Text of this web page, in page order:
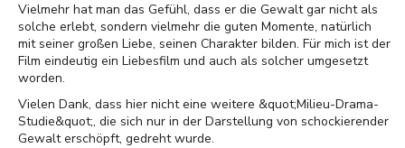
Vielmehr hat man das Gefühl, dass er die Gewalt gar nicht als
solche erlebt, sondern vielmehr die guten Momente, natürlich
mit seiner großen Liebe, seinen Charakter bilden. Für mich ist der
Film eindeutig ein Liebesfilm und auch als solcher umgesetzt
worden.
Vielen Dank, dass hier nicht eine weitere &quot;Milieu-Drama-
Studie&quot;, die sich nur in der Darstellung von schockierender
Gewalt erschöpft, gedreht wurde.